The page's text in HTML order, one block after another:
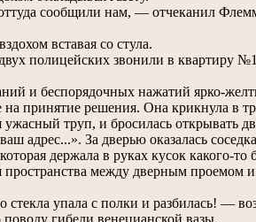
сообщили нам, — отчеканил
вставая со стула.
полицейских звонили в квартиру
и беспорядочных нажатий ярко-
на принятие решения. Она крикнула в
труп, и бросилась открывать
адрес...». За дверью оказалась
держала в руках кусок какого-то
пространства между дверным проемом
стекла упала с полки и разбилась! —
гибели венецианской вазы.